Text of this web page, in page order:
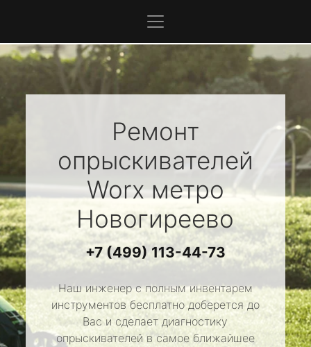
Ремонт
опрыскивателей
Worx метро
Новогиреево
+7 (499) 113-44-73
Наш инженер с полным инвентарем
инструментов бесплатно доберется до
Вас и сделает диагностику
опрыскивателей в самое ближайшее